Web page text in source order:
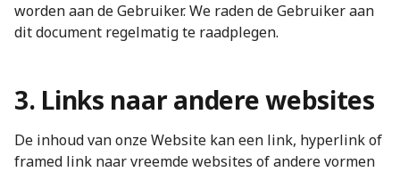
worden aan de Gebruiker. We raden de Gebruiker aan
dit document regelmatig te raadplegen.
3. Links naar andere websites
De inhoud van onze Website kan een link, hyperlink of
framed link naar vreemde websites of andere vormen